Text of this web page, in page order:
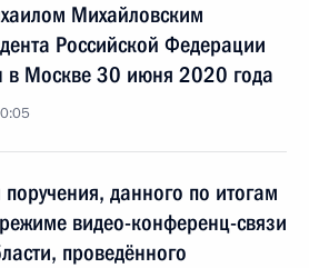
Михайловским
Российской Федерации
в Москве 30 июня 2020 года
данного по итогам
видео-конференц-связи
проведённого